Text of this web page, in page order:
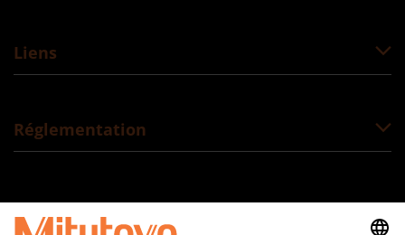
Liens
Réglementation
Suivez-nous